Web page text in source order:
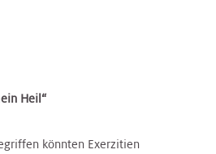
Heil“
könnten Exerzitien